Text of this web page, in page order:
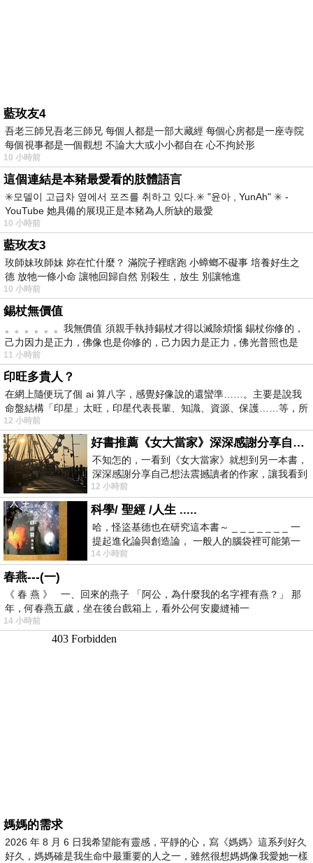
藍玫友4
吾老三師兄吾老三師兄 每個人都是一部大藏經 每個心房都是一座寺院
每個視事都是一個觀想 不論大大或小小都自在 心不拘於形
10 小時前
這個連結是本豬最愛看的肢體語言
✳️모델이 고급차 옆에서 포즈를 취하고 있다.✳️ "윤아 , YunAh" ✳️ -
YouTube 她具備的展現正是本豬為人所缺的最愛
10 小時前
藍玫友3
玫師妹玫師妹 妳在忙什麼？ 滿院子裡瞎跑 小蟑螂不礙事 培養好生之
德 放牠一條小命 讓牠回歸自然 別殺生，放生 別讓牠進
10 小時前
錫杖無價值
。。。。。。我無價值 須親手執持錫杖才得以滅除煩惱 錫杖你修的，
己力因力是正力，佛像也是你修的，己力因力是正力，佛光普照也是
11 小時前
印旺多貴人？
在網上隨便玩了個 ai 算八字，感覺好像說的還蠻準……。主要是說我
命盤結構「印星」太旺，印星代表長輩、知識、資源、保護……等，所
12 小時前
好書推薦《女大當家》深深感謝分享自己想法震撼讀者的作家，讓我看到不同樣貌的家庭！
不知怎的，一看到《女大當家》就想到另一本書，
深深感謝分享自己想法震撼讀者的作家，讓我看到
不同樣貌的家庭！ 《女大
12 小時前
科學/ 聖經 /人生 .....
哈，怪盜基德也在研究這本書～ _ _ _ _ _ _ _ 一
提起進化論與創造論， 一般人的腦袋裡可能第一
時間就有「 進化論很科
14 小時前
春燕---(一)
《 春 燕 》 一、回來的燕子 「阿公，為什麼我的名字裡有燕？」 那
年，何春燕五歲，坐在後台戲箱上，看外公何安慶縫補一
14 小時前
媽媽的需求
2026 年 8 月 6 日我希望能有靈感，平靜的心，寫《媽媽》這系列好久
好久，媽媽確是我生命中最重要的人之一，雖然很想媽媽像我愛她一樣